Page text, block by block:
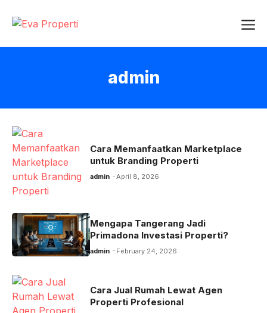
admin
Cara Memanfaatkan Marketplace
untuk Branding Properti
admin April 8, 2026
Mengapa Tangerang Jadi
Primadona Investasi Properti?
admin February 24, 2026
Cara Jual Rumah Lewat Agen
Properti Profesional